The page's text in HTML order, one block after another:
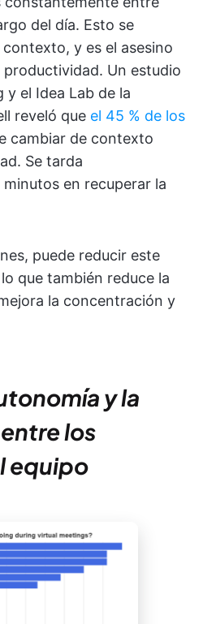
del día. Esto se
y es el asesino
Un estudio
y el Idea Lab de la
reveló que el 45 % de los
cambiar de contexto
Se tarda
en recuperar la
puede reducir este
que también reduce la
la concentración y
y la
los
equipo